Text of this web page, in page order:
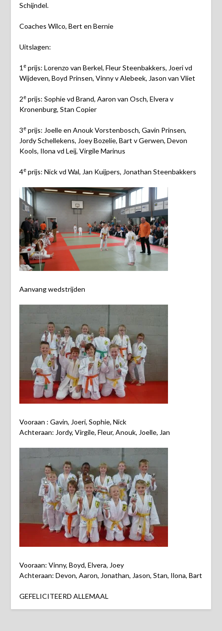
Schijndel.
Coaches Wilco, Bert en Bernie
Uitslagen:
1 eprijs: Lorenzo van Berkel, Fleur Steenbakkers, Joeri vd
Wijdeven, Boyd Prinsen, Vinny v Alebeek, Jason van Vliet
2eprijs: Sophie vd Brand, Aaron van Osch, Elvera v
Kronenburg, Stan Copier
3eprijs: Joelle en Anouk Vorstenbosch, Gavin Prinsen,
Jordy Schellekens, Joey Bozelie, Bart v Gerwen, Devon
Kools, Ilona vd Leij, Virgile Marinus
4eprijs: Nick vd Wal, Jan Kuijpers, Jonathan Steenbakkers
Aanvang wedstrijden
Vooraan : Gavin, Joeri, Sophie, Nick
Achteraan: Jordy, Virgile, Fleur, Anouk, Joelle, Jan
Vooraan: Vinny, Boyd, Elvera, Joey
Achteraan: Devon, Aaron, Jonathan, Jason, Stan, Ilona, Bart
GEFELICITEERD ALLEMAAL